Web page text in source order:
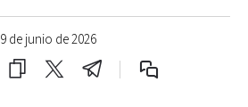
9 de junio de 2026